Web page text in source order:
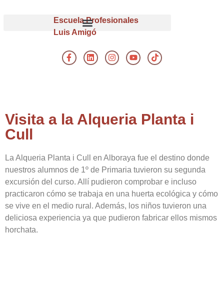
Escuela Profesionales
Luis Amigó
Visita a la Alqueria Planta i
Cull
La Alqueria Planta i Cull en Alboraya fue el destino donde
nuestros alumnos de 1º de Primaria tuvieron su segunda
excursión del curso. Allí pudieron comprobar e incluso
practicaron cómo se trabaja en una huerta ecológica y cómo
se vive en el medio rural. Además, los niños tuvieron una
deliciosa experiencia ya que pudieron fabricar ellos mismos
horchata.